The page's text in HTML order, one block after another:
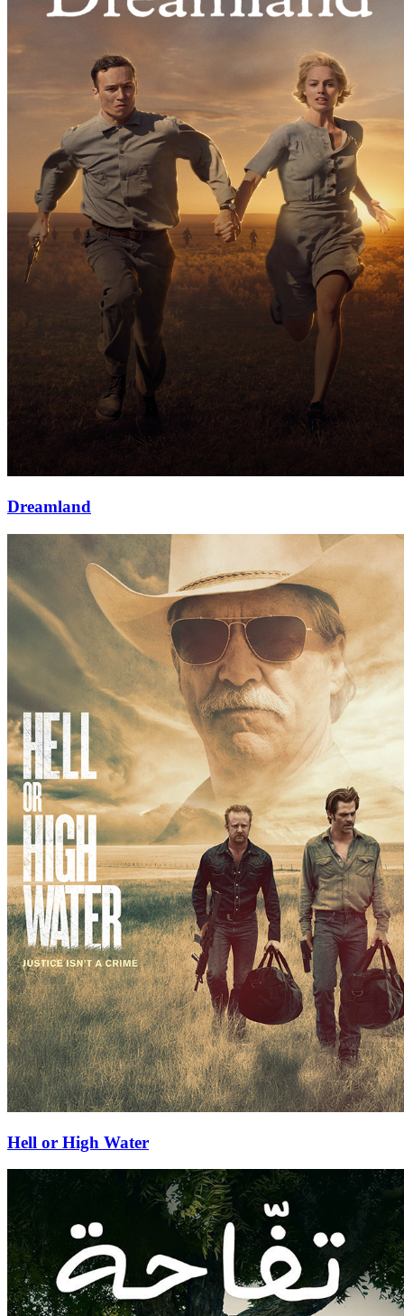
Dreamland
Hell or High Water